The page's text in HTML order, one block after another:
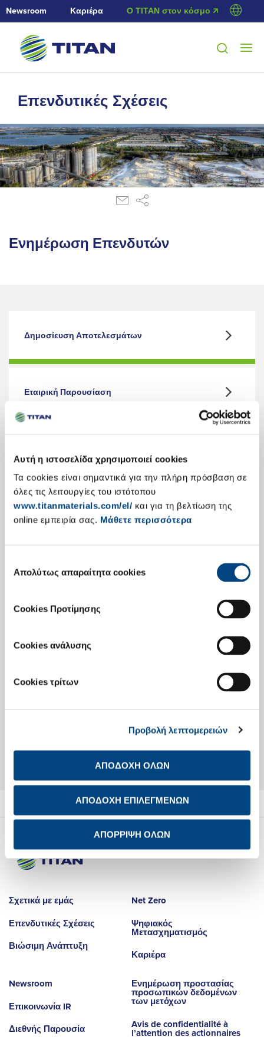
Αυτή η ιστοσελίδα χρησιμοποιεί cookies
Τα cookies είναι σημαντικά για την πλήρη πρόσβαση σε
όλες τις λειτουργίες του ιστότοπου
www.titanmaterials.com/el/ και για τη βελτίωση της
online εμπειρία σας. Μάθετε περισσότερα
συγκατάθεσης
Απολύτως απαραίτητα cookies
Cookies Προτίμησης
Cookies ανάλυσης
Cookies τρίτων
Προβολή λεπτομερειών
ΑΠΟΔΟΧΗ ΟΛΩΝ
ΑΠΟΔΟΧΗ ΕΠΙΛΕΓΜΕΝΩΝ
ΑΠΟΡΡΙΨΗ ΟΛΩΝ
Newsroom Καριέρα Ο ΤΙΤΑΝ στον κόσμο 🡭
Επενδυτικές Σχέσεις
Ενημέρωση Επενδυτών
Δημοσίευση Αποτελεσμάτων
Εταιρική Παρουσίαση
Ετήσιες Εκθέσεις Απολογισμού
Σχετικά με εμάς
Επενδυτικές Σχέσεις
Βιώσιμη Ανάπτυξη
Net Zero
Ψηφιακός
Μετασχηματισμός
Καριέρα
Newsroom
Επικοινωνία IR
Διεθνής Παρουσία
Ενημέρωση προστασίας
προσωπικών δεδομένων
των μετόχων
Avis de confidentialité à
l’attention des actionnaires